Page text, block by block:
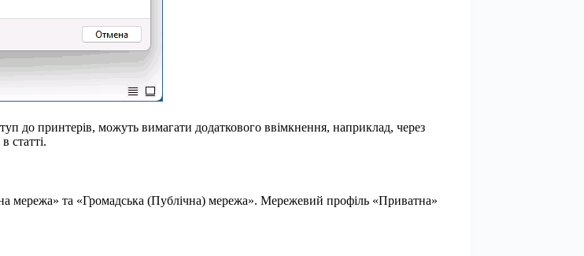
до принтерів, можуть вимагати додаткового ввімкнення, наприклад, через
статті.
мережа» та «Громадська (Публічна) мережа». Мережевий профіль «Приватна»